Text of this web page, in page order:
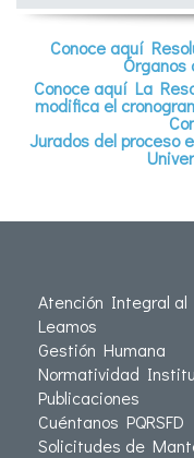
Conoce aquí
Órganos
Conoce aquí La
modifica el
Jurados del proceso
Atención Integral
Leamos
Gestión Humana
Normatividad
Publicaciones
Cuéntanos PQRSFD
Solicitudes de